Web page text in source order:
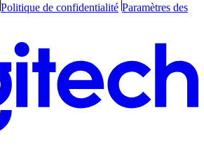
Politique de confidentialité Paramètres des